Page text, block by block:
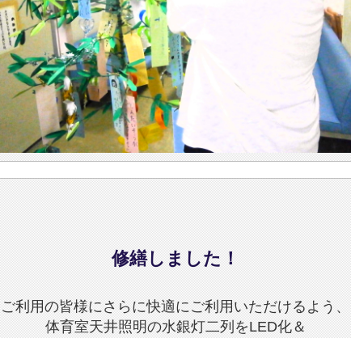
修繕しました！
ご利用の皆様にさらに快適にご利用いただけるよう、
体育室天井照明の水銀灯二列をLED化＆